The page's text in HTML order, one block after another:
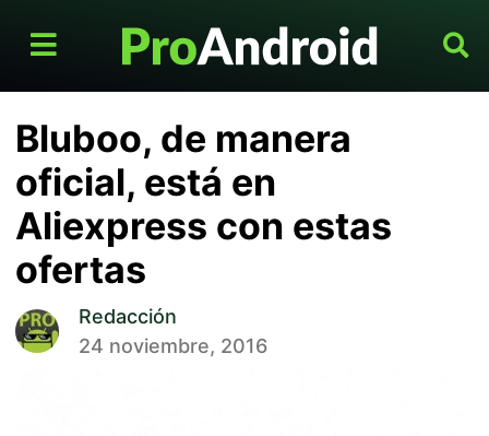
Bluboo, de manera
oficial, está en
Aliexpress con estas
ofertas
Redacción
24 noviembre, 2016